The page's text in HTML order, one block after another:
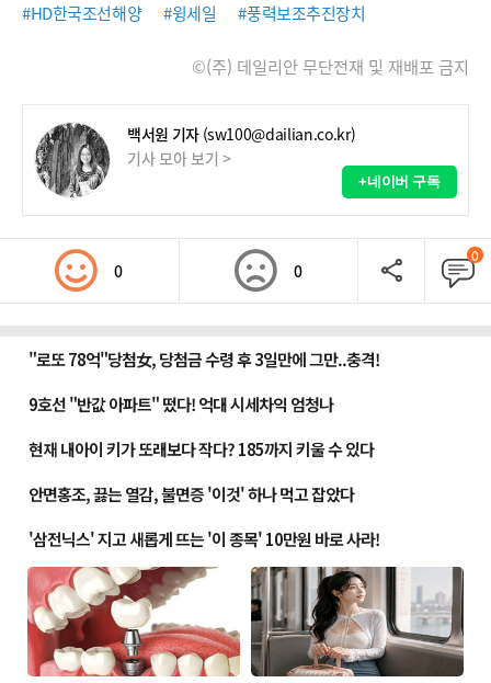
#HD한국조선해양 #윙세일 #풍력보조추진장치
©(주) 데일리안 무단전재 및 재배포 금지
백서원 기자 (sw100@dailian.co.kr)
기사 모아 보기 >
+네이버 구독
0 0
0